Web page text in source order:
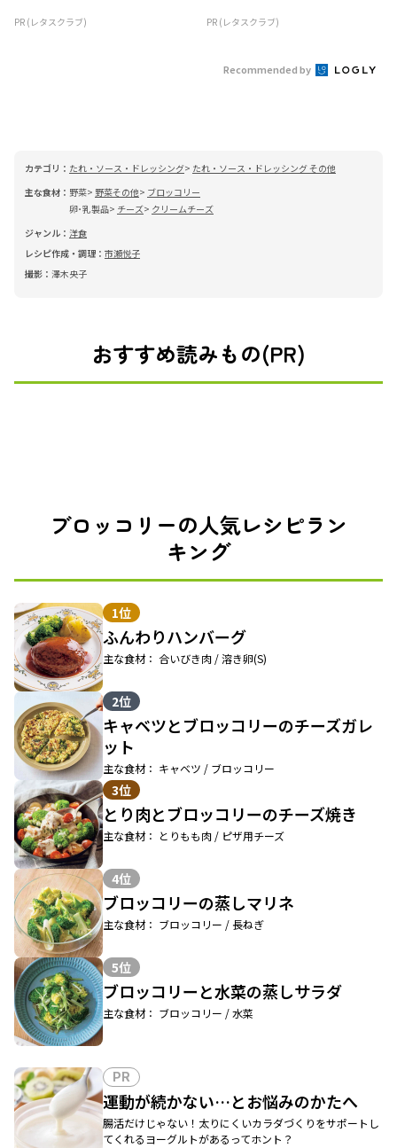
PR (レタスクラブ) PR (レタスクラブ)
Recommended by
カテゴリ： たれ・ソース・ドレッシング
たれ・ソース・ドレッシング その他
主な食材： 野菜 野菜その他
ブロッコリー
卵･乳製品
チーズ
クリームチーズ
ジャンル： 洋食
レシピ作成・調理： 市瀬悦子
撮影： 澤木央子
おすすめ読みもの(PR)
ブロッコリーの人気レシピラン
キング
1位
ふんわりハンバーグ
主な食材： 合いびき肉 / 溶き卵(S)
2位
キャベツとブロッコリーのチーズガレ
ット
主な食材： キャベツ / ブロッコリー
3位
とり肉とブロッコリーのチーズ焼き
主な食材： とりもも肉 / ピザ用チーズ
4位
ブロッコリーの蒸しマリネ
主な食材： ブロッコリー / 長ねぎ
5位
ブロッコリーと水菜の蒸しサラダ
主な食材： ブロッコリー / 水菜
PR
運動が続かない…とお悩みのかたへ
腸活だけじゃない！太りにくいカラダづくりをサポートし
てくれるヨーグルトがあるってホント？